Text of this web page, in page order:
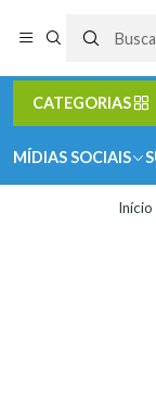
CATEGORIAS
MÍDIAS SOCIAIS
Início